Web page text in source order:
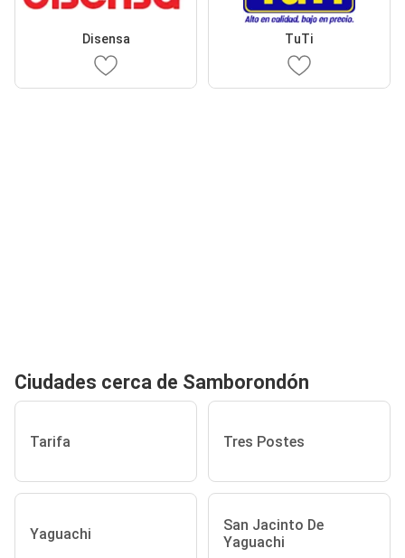
Disensa TuTi
Ciudades cerca de Samborondón
Tarifa Tres Postes
Yaguachi
San Jacinto De
Yaguachi